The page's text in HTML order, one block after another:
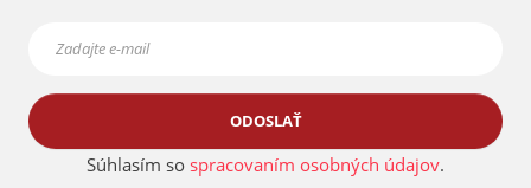
ODOSLAŤ
Súhlasím so spracovaním osobných údajov.